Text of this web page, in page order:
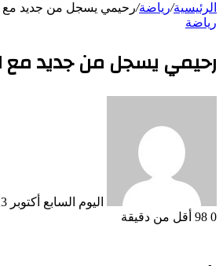
الرئيسية/رياضة/رحيمي يسجل من جديد مع
رياضة
رحيمي يسجل من جديد مع
اليوم السابع أكتوبر 3, 2022
0
98 أقل من دقيقة